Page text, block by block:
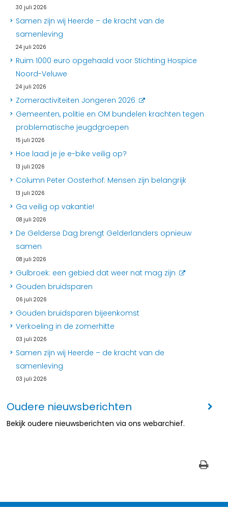
30 juli 2026
Samen zijn wij Heerde – de kracht van de
samenleving
24 juli 2026
Ruim 1000 euro opgehaald voor Stichting Hospice
Noord-Veluwe
24 juli 2026
Zomeractiviteiten Jongeren 2026
Gemeenten, politie en OM bundelen krachten tegen
problematische jeugdgroepen
15 juli 2026
Hoe laad je je e-bike veilig op?
13 juli 2026
Column Peter Oosterhof: Mensen zijn belangrijk
13 juli 2026
Ga veilig op vakantie!
08 juli 2026
De Gelderse Dag brengt Gelderlanders opnieuw
samen
08 juli 2026
Gulbroek: een gebied dat weer nat mag zijn
Gouden bruidsparen
06 juli 2026
Gouden bruidsparen bijeenkomst
Verkoeling in de zomerhitte
03 juli 2026
Samen zijn wij Heerde – de kracht van de
samenleving
03 juli 2026
Oudere nieuwsberichten
Bekijk oudere nieuwsberichten via ons webarchief.